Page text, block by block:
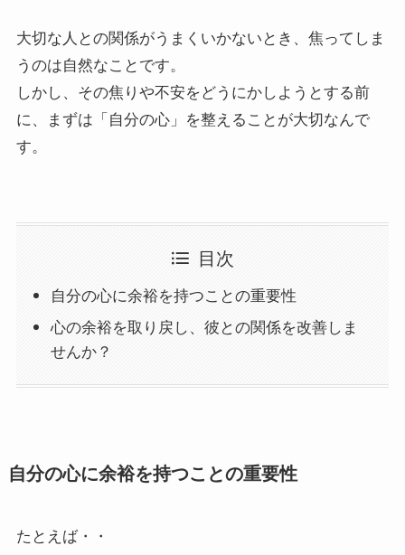
大切な人との関係がうまくいかないとき、焦ってしま
うのは自然なことです。
しかし、その焦りや不安をどうにかしようとする前
に、まずは「自分の心」を整えることが大切なんで
す。
目次
自分の心に余裕を持つことの重要性
心の余裕を取り戻し、彼との関係を改善しま
せんか？
自分の心に余裕を持つことの重要性
たとえば・・